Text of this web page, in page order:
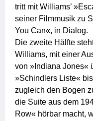
tritt mit Williams’
seiner Filmmusik zu
You Can«, in Dialog.
Die zweite Hälfte
Williams, mit einer
von »Indiana Jones«
»Schindlers Liste«
zugleich den Bogen
die Suite aus dem
Row« hörbar macht,